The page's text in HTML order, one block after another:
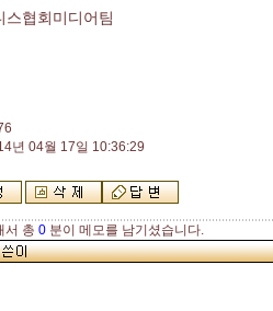
스협회미디어팀
년 04월 17일 10:36:29
서 총 0 분이 메모를 남기셨습니다.